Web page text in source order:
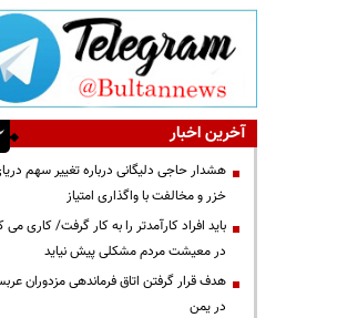
آخرین اخبار
هشدار حاجی دلیگانی درباره تغییر سهم
خزر و مخالفت با واگذاری امتیاز
باید افراد کارآمدتر را به کار گرفت/ کاری می
در معیشت مردم مشکلی پیش نیاید
هدف قرار گرفتن اتاق‌ فرماندهی مزدوران
در یمن